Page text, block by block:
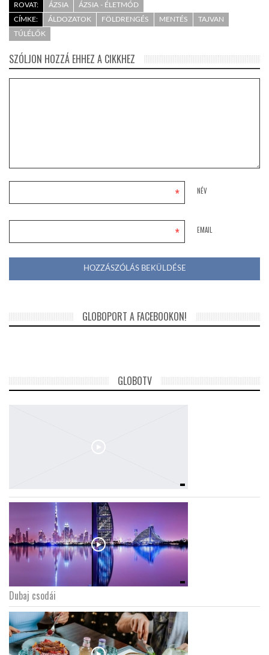
ROVAT: ÁZSIA
ÁZSIA - ÉLETMÓD
CÍMKE:
ÁLDOZATOK FÖLDRENGÉS MENTÉS
TAJVAN
TÚLÉLŐK
SZÓLJON HOZZÁ EHHEZ A CIKKHEZ
NÉV
*
EMAIL
*
GLOBOPORT A FACEBOOKON!
GLOBOTV
Dubaj csodái